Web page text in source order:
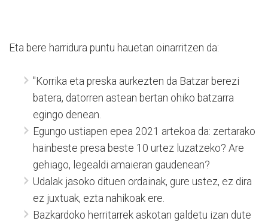
Eta bere harridura puntu hauetan oinarritzen da:
"Korrika eta preska aurkezten da Batzar berezi
batera, datorren astean bertan ohiko batzarra
egingo denean.
Egungo ustiapen epea 2021 artekoa da: zertarako
hainbeste presa beste 10 urtez luzatzeko? Are
gehiago, legealdi amaieran gaudenean?
Udalak jasoko dituen ordainak, gure ustez, ez dira
ez juxtuak, ezta nahikoak ere.
Bazkardoko herritarrek askotan galdetu izan dute